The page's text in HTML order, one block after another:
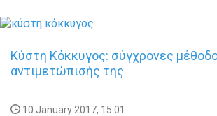
Κύστη Κόκκυγος: σύγχρονες
αντιμετώπισής της
10 January 2017, 15:01